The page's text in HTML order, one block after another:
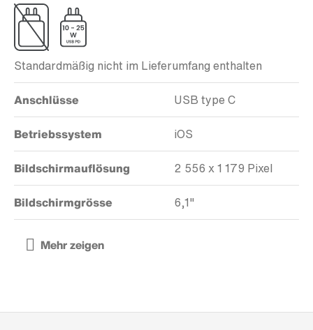
Standardmäßig nicht im Lieferumfang enthalten
Anschlüsse USB type C
Betriebssystem iOS
Bildschirmauflösung 2 556 x 1 179 Pixel
Bildschirmgrösse 6,1"